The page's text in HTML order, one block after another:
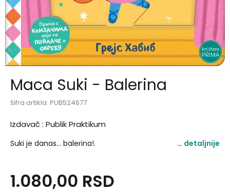
Maca Suki - Balerina
šifra artikla: PUB524677
Izdavač : Publik Praktikum
Suki je danas... balerina!. detaljnije
1.080,00 RSD